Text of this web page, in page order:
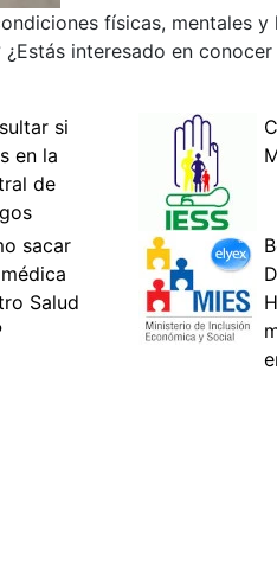
físicas, mentales
interesado en